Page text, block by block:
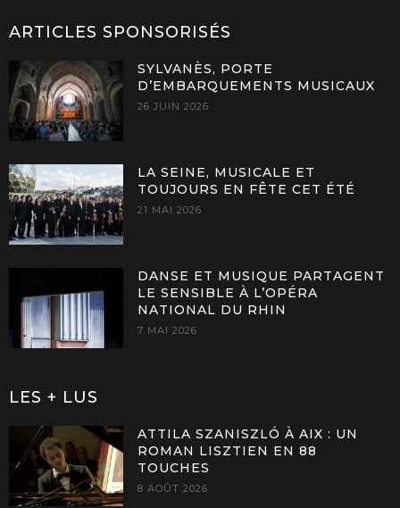
ARTICLES SPONSORISÉS
SYLVANÈS, PORTE
D’EMBARQUEMENTS MUSICAUX
26 JUIN 2026
LA SEINE, MUSICALE ET
TOUJOURS EN FÊTE CET ÉTÉ
21 MAI 2026
DANSE ET MUSIQUE PARTAGENT
LE SENSIBLE À L’OPÉRA
NATIONAL DU RHIN
7 MAI 2026
LES + LUS
ATTILA SZANISZLÓ À AIX : UN
ROMAN LISZTIEN EN 88
TOUCHES
8 AOÛT 2026